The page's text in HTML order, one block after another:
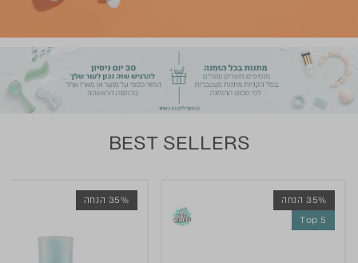
BEST SELLERS
Top 5
35% הנחה 35% הנחה